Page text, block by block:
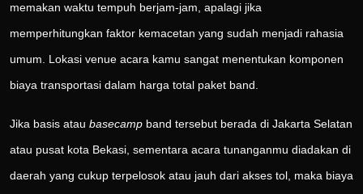
memakan waktu tempuh berjam-jam, apalagi jika
memperhitungkan faktor kemacetan yang sudah menjadi rahasia
umum. Lokasi venue acara kamu sangat menentukan komponen
biaya transportasi dalam harga total paket band.
Jika basis atau basecamp band tersebut berada di Jakarta Selatan
atau pusat kota Bekasi, sementara acara tunanganmu diadakan di
daerah yang cukup terpelosok atau jauh dari akses tol, maka biaya